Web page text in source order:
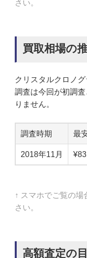
さい。
買取相場の
クリスタルクロノ
調査は今回が初調
りません。
調査時期 最
2018年11月
↑ スマホでご覧の
さい。
高額査定の